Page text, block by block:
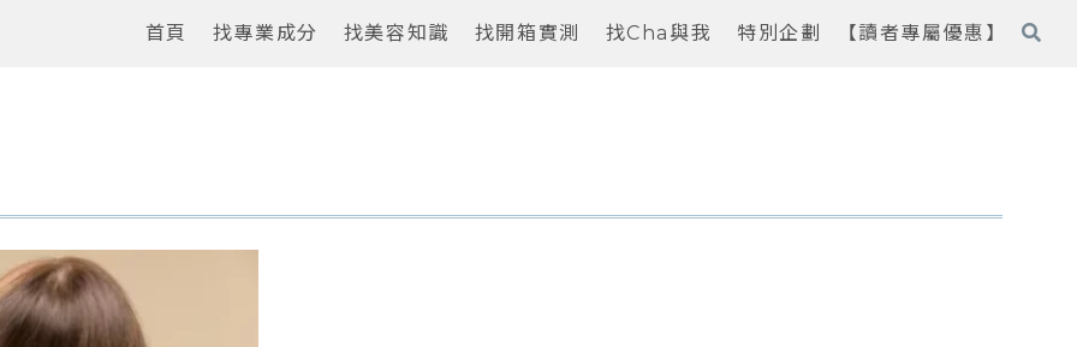
首頁 找專業成分 找美容知識 找開箱實測 找Cha與我 特別企劃 【讀者專屬優惠】